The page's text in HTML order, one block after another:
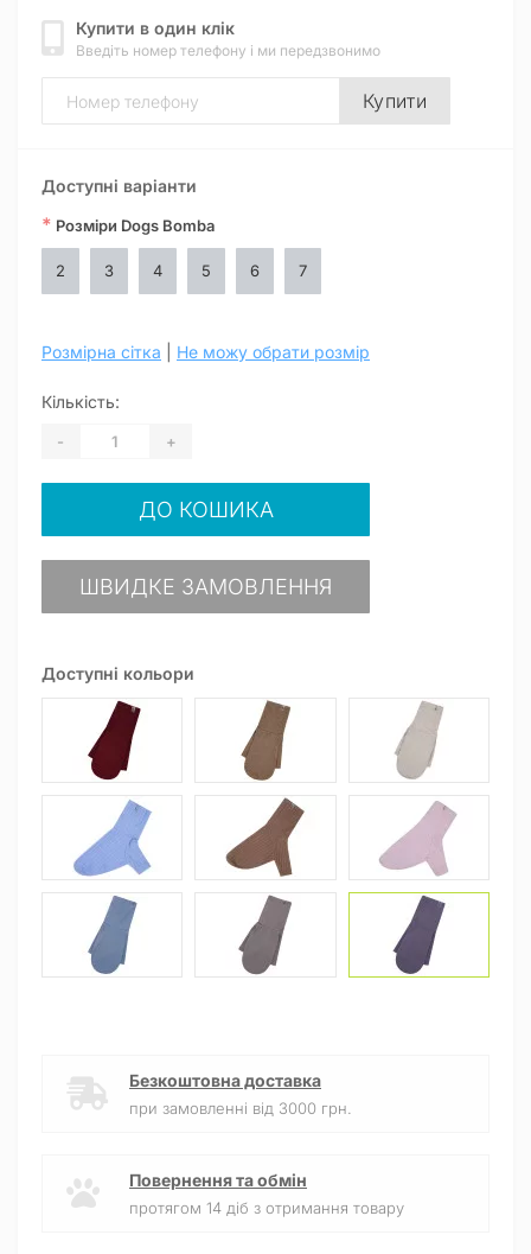
Купити в один клік
Введіть номер телефону і ми передзвонимо
Купити
Доступні кольори
Доступні варіанти
* Розміри Dogs Bomba
2 3 4 5 6 7
Розмірна сітка Не можу обрати розмір
Кількість:
- +
ДО КОШИКА
ШВИДКЕ ЗАМОВЛЕННЯ
Безкоштовна доставка
при замовленні від 3000 грн.
Повернення та обмін
протягом 14 діб з отримання товару